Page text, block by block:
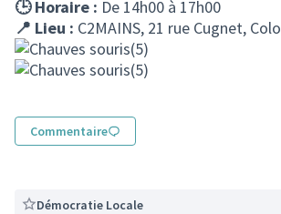
🕒 Horaire : De 14h00 à 17h00
📍 Lieu : C2MAINS, 21 rue Cugnet,
Commentaire
Démocratie Locale